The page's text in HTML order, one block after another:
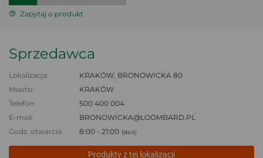
Zapytaj o produkt
Sprzedawca
Lokalizacja:
KRAKÓW, BRONOWICKA 80
Miasto:
KRAKÓW
Telefon:
500 400 004
E-mail:
BRONOWICKA@LOOMBARD.PL
Godz. otwarcia:
8:00 - 21:00 (dziś)
Produkty z tej lokalizacji